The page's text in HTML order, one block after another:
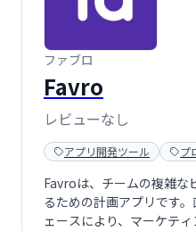
ファブロ
Favro
レビューなし
アプリ開発ツール プ
Favroは、チームの複雑な
るための計画アプリです
ェースにより、マーケテ